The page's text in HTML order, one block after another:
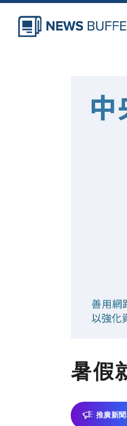
暑假
推廣新